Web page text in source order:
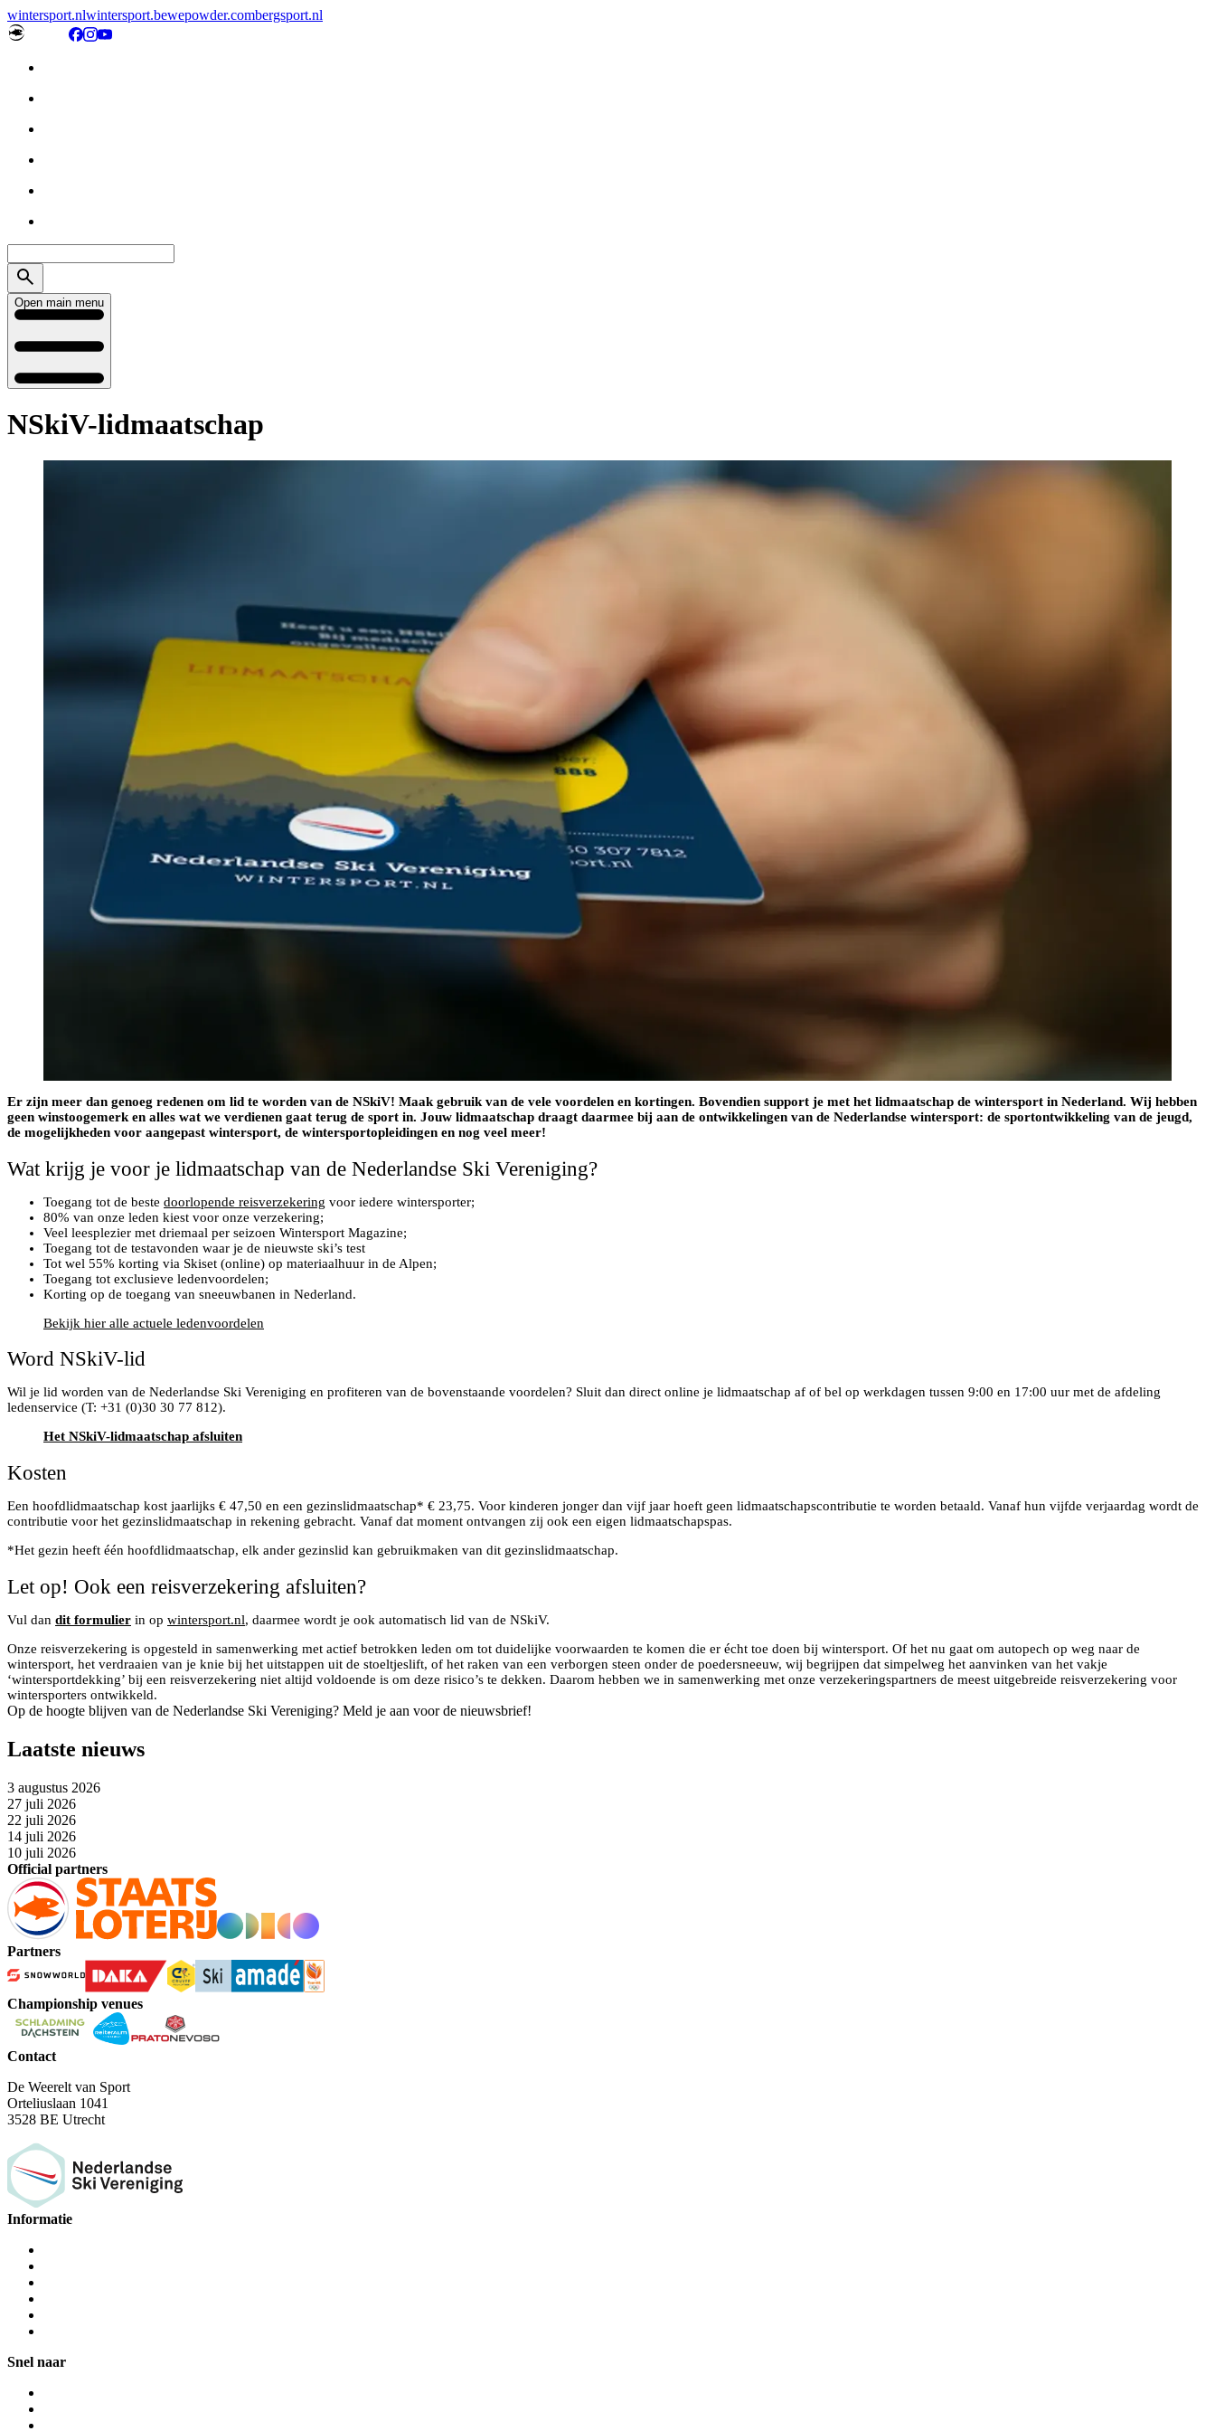
wintersport.nlwintersport.bewepowder.combergsport.nl
Open main menu
NSkiV-lidmaatschap
Er zijn meer dan genoeg redenen om lid te worden van de NSkiV! Maak gebruik van de vele voordelen en kortingen. Bovendien support je met het lidmaatschap de wintersport in Nederland. Wij hebben
geen winstoogemerk en alles wat we verdienen gaat terug de sport in. Jouw lidmaatschap draagt daarmee bij aan de ontwikkelingen van de Nederlandse wintersport: de sportontwikkeling van de jeugd,
de mogelijkheden voor aangepast wintersport, de wintersportopleidingen en nog veel meer!
Wat krijg je voor je lidmaatschap van de Nederlandse Ski Vereniging?
Toegang tot de beste doorlopende reisverzekering voor iedere wintersporter;
80% van onze leden kiest voor onze verzekering;
Veel leesplezier met driemaal per seizoen Wintersport Magazine;
Toegang tot de testavonden waar je de nieuwste ski’s test
Tot wel 55% korting via Skiset (online) op materiaalhuur in de Alpen;
Toegang tot exclusieve ledenvoordelen;
Korting op de toegang van sneeuwbanen in Nederland.
Bekijk hier alle actuele ledenvoordelen
Word NSkiV-lid
Wil je lid worden van de Nederlandse Ski Vereniging en profiteren van de bovenstaande voordelen? Sluit dan direct online je lidmaatschap af of bel op werkdagen tussen 9:00 en 17:00 uur met de afdeling
ledenservice (T: +31 (0)30 30 77 812).
Het NSkiV-lidmaatschap afsluiten
Kosten
Een hoofdlidmaatschap kost jaarlijks € 47,50 en een gezinslidmaatschap* € 23,75. Voor kinderen jonger dan vijf jaar hoeft geen lidmaatschapscontributie te worden betaald. Vanaf hun vijfde verjaardag wordt de
contributie voor het gezinslidmaatschap in rekening gebracht. Vanaf dat moment ontvangen zij ook een eigen lidmaatschapspas.
*Het gezin heeft één hoofdlidmaatschap, elk ander gezinslid kan gebruikmaken van dit gezinslidmaatschap.
Let op! Ook een reisverzekering afsluiten?
Vul dan dit formulier in op wintersport.nl, daarmee wordt je ook automatisch lid van de NSkiV.
Onze reisverzekering is opgesteld in samenwerking met actief betrokken leden om tot duidelijke voorwaarden te komen die er écht toe doen bij wintersport. Of het nu gaat om autopech op weg naar de
wintersport, het verdraaien van je knie bij het uitstappen uit de stoeltjeslift, of het raken van een verborgen steen onder de poedersneeuw, wij begrijpen dat simpelweg het aanvinken van het vakje
‘wintersportdekking’ bij een reisverzekering niet altijd voldoende is om deze risico’s te dekken. Daarom hebben we in samenwerking met onze verzekeringspartners de meest uitgebreide reisverzekering voor
wintersporters ontwikkeld.
Op de hoogte blijven van de Nederlandse Ski Vereniging? Meld je aan voor de nieuwsbrief!
Laatste nieuws
3 augustus 2026
27 juli 2026
22 juli 2026
14 juli 2026
10 juli 2026
Official partners
Partners
Championship venues
Contact
De Weerelt van Sport
Orteliuslaan 1041
3528 BE Utrecht
Informatie
Snel naar